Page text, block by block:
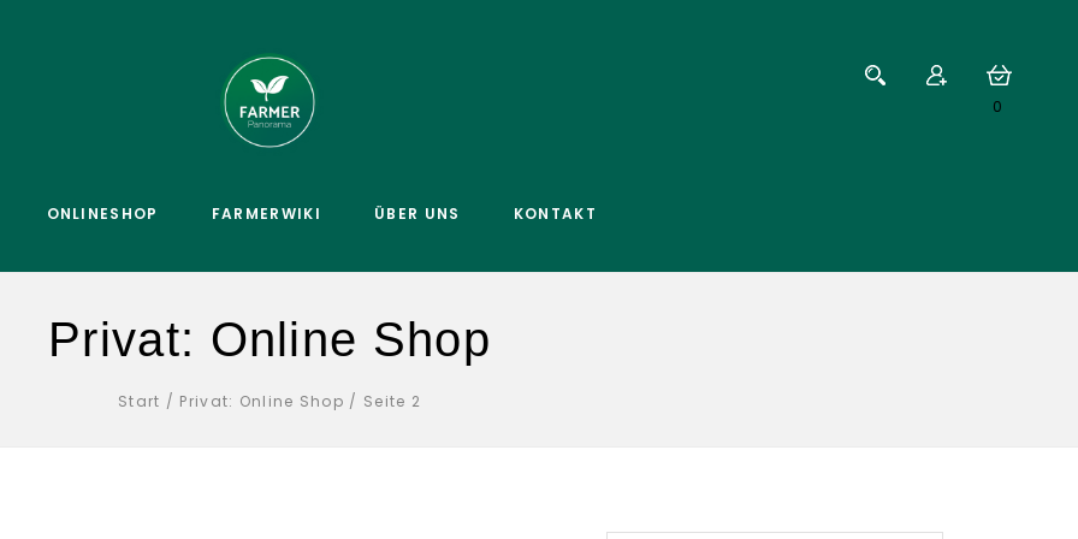
0
ONLINESHOP FARMERWIKI ÜBER UNS KONTAKT
Privat: Online Shop
Start / Privat: Online Shop / Seite 2